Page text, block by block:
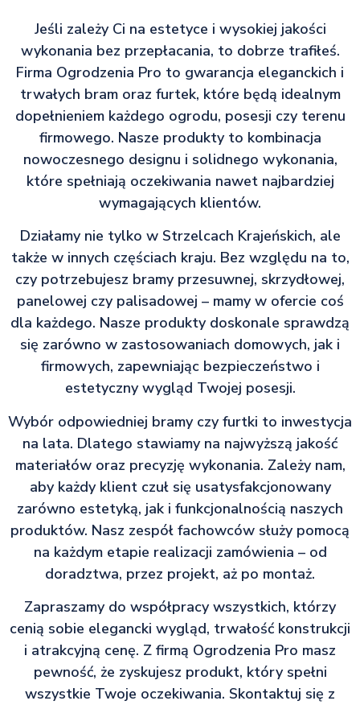
Jeśli zależy Ci na estetyce i wysokiej jakości
wykonania bez przepłacania, to dobrze trafiłeś.
Firma Ogrodzenia Pro to gwarancja eleganckich i
trwałych bram oraz furtek, które będą idealnym
dopełnieniem każdego ogrodu, posesji czy terenu
firmowego. Nasze produkty to kombinacja
nowoczesnego designu i solidnego wykonania,
które spełniają oczekiwania nawet najbardziej
wymagających klientów.
Działamy nie tylko w Strzelcach Krajeńskich, ale
także w innych częściach kraju. Bez względu na to,
czy potrzebujesz bramy przesuwnej, skrzydłowej,
panelowej czy palisadowej – mamy w ofercie coś
dla każdego. Nasze produkty doskonale sprawdzą
się zarówno w zastosowaniach domowych, jak i
firmowych, zapewniając bezpieczeństwo i
estetyczny wygląd Twojej posesji.
Wybór odpowiedniej bramy czy furtki to inwestycja
na lata. Dlatego stawiamy na najwyższą jakość
materiałów oraz precyzję wykonania. Zależy nam,
aby każdy klient czuł się usatysfakcjonowany
zarówno estetyką, jak i funkcjonalnością naszych
produktów. Nasz zespół fachowców służy pomocą
na każdym etapie realizacji zamówienia – od
doradztwa, przez projekt, aż po montaż.
Zapraszamy do współpracy wszystkich, którzy
cenią sobie elegancki wygląd, trwałość konstrukcji
i atrakcyjną cenę. Z firmą Ogrodzenia Pro masz
pewność, że zyskujesz produkt, który spełni
wszystkie Twoje oczekiwania. Skontaktuj się z